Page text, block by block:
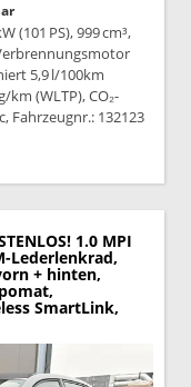
(101 PS), 999 cm³,
5,9 l/100km
km (WLTP), CO₂-
Fahrzeugnr.: 132123
1.0 MPI
Lederlenkrad,
+ hinten,
SmartLink,